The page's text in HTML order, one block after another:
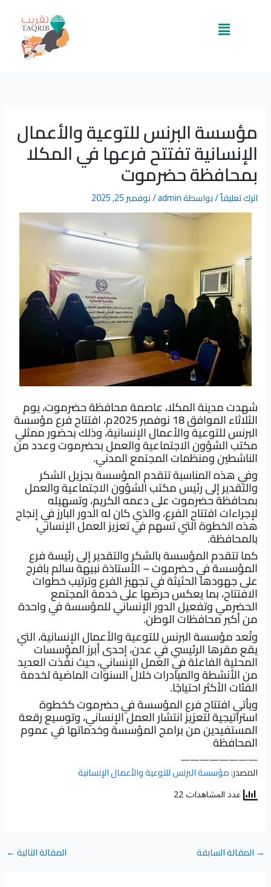
القائمة
مؤسسة البرنس للتوعية والأعمال
الإنسانية تفتتح فرعها في المكلا
بمحافظة حضرموت
اترك تعليقاً/ بواسطةadmin
/نوفمبر 25, 2025
شهدت مدينة المكلا، عاصمة محافظة حضرموت، يوم
الثلاثاء الموافق 18 نوفمبر 2025م، افتتاح فرع مؤسسة
البرنس للتوعية والأعمال الإنسانية، وذلك بحضور ممثلي
مكتب الشؤون الاجتماعية والعمل بحضرموت وعدد من
الناشطين ومنظمات المجتمع المدني.
وفي هذه المناسبة تتقدم المؤسسة بجزيل الشكر
والتقدير إلى رئيس مكتب الشؤون الاجتماعية والعمل
بمحافظة حضرموت على دعمه الكريم، وتسهيله
لإجراءات افتتاح الفرع، والذي كان له الدور البارز في إنجاح
هذه الخطوة التي تسهم في تعزيز العمل الإنساني
بالمحافظة.
كما تتقدم المؤسسة بالشكر والتقدير إلى رئيسة فرع
المؤسسة في حضرموت – الأستاذة نبيهة سالم بافرج
على جهودها الحثيثة في تجهيز الفرع وترتيب خطوات
الافتتاح، بما يعكس حرصها على خدمة المجتمع
الحضرمي وتفعيل الدور الإنساني للمؤسسة في واحدة
من أكبر محافظات الوطن.
وتُعد مؤسسة البرنس للتوعية والأعمال الإنسانية، التي
يقع مقرها الرئيسي في عدن، إحدى أبرز المؤسسات
المحلية الفاعلة في العمل الإنساني، حيث نفّذت العديد
من الأنشطة والمبادرات خلال السنوات الماضية لخدمة
الفئات الأكثر احتياجًا.
ويأتي افتتاح فرع المؤسسة في حضرموت كخطوة
استراتيجية لتعزيز انتشار العمل الإنساني، وتوسيع رقعة
المستفيدين من برامج المؤسسة وخدماتها في عموم
المحافظة
————————
المصدر:مؤسسة البرنس للتوعية والأعمال الإنسانية
عدد المشاهدات 22
→ المقالة السابقة المقالة التالية ←